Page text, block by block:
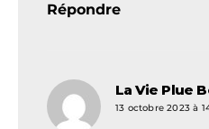
Répondre
La Vie Plue
13 octobre 2023 à